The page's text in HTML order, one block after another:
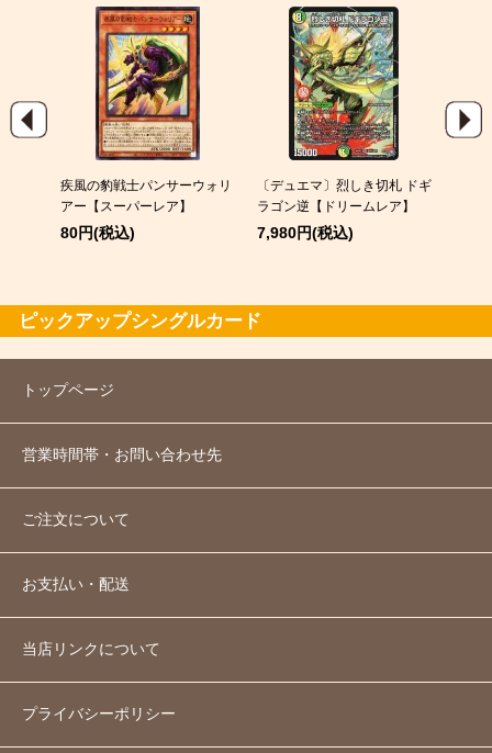
疾風の豹戦士パンサーウォリ
アー【スーパーレア】
80円(税込)
〔デュエマ〕烈しき切札 ドギ
ラゴン逆【ドリームレア】
7,980円(税込)
ピックアップシングルカード
トップページ
営業時間帯・お問い合わせ先
ご注文について
お支払い・配送
当店リンクについて
プライバシーポリシー